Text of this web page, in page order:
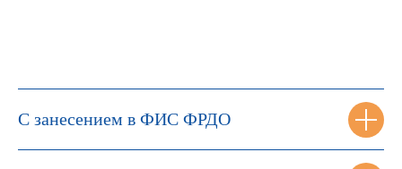
С занесением в ФИС ФРДО